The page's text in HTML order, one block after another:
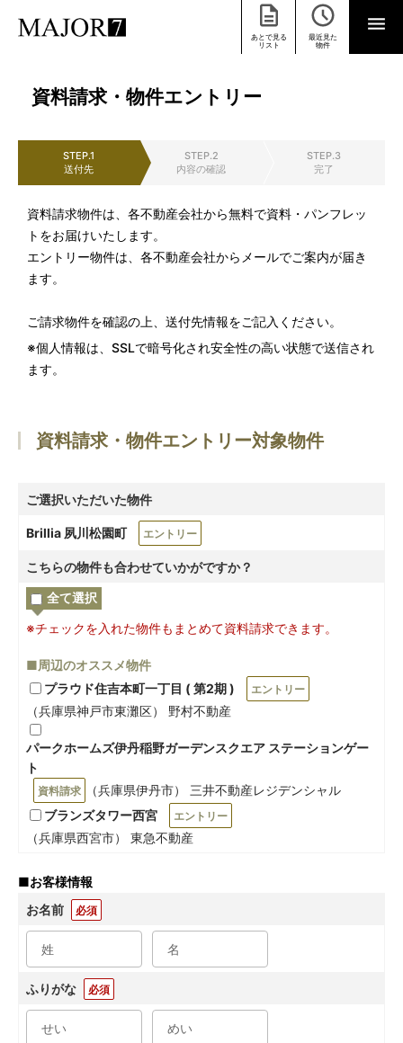
あとで見る
リスト
最近見た
物件
資料請求・物件エントリー
STEP.1
送付先
STEP.2
内容の確認
STEP.3
完了
資料請求物件は、各不動産会社から無料で資料・パンフレッ
トをお届けいたします。
エントリー物件は、各不動産会社からメールでご案内が届き
ます。
ご請求物件を確認の上、送付先情報をご記入ください。
※個人情報は、SSLで暗号化され安全性の高い状態で送信され
ます。
資料請求・物件エントリー対象物件
ご選択いただいた物件
Brillia 夙川松園町 エントリー
こちらの物件も合わせていかがですか？
全て選択
※チェックを入れた物件もまとめて資料請求できます。
■周辺のオススメ物件
プラウド住吉本町一丁目 ( 第2期 )
エントリー
（兵庫県神戸市東灘区） 野村不動産
パークホームズ伊丹稲野ガーデンスクエア ステーションゲー
ト
資料請求
（兵庫県伊丹市） 三井不動産レジデンシャル
ブランズタワー西宮
エントリー
（兵庫県西宮市） 東急不動産
■お客様情報
お名前
必須
ふりがな 必須